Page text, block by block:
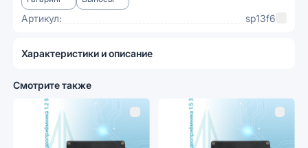
Артикул: sp13f6
Характеристики и описание
Смотрите также